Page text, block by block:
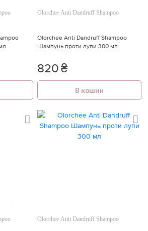
Olorchee Anti Dandruff Shampoo
Olorchee Anti Dandruff Shampoo
Шампунь проти лупи 300 мл
820₴
В кошик
Olorchee Anti Dandruff Shampoo